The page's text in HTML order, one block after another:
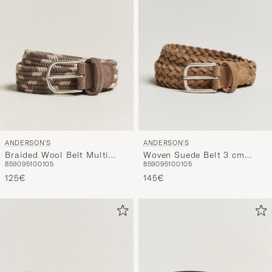
Braided Wool Belt Multi
Natural
85 9095100105
Woven Suede Belt 3 cm
Beige
859095100 105